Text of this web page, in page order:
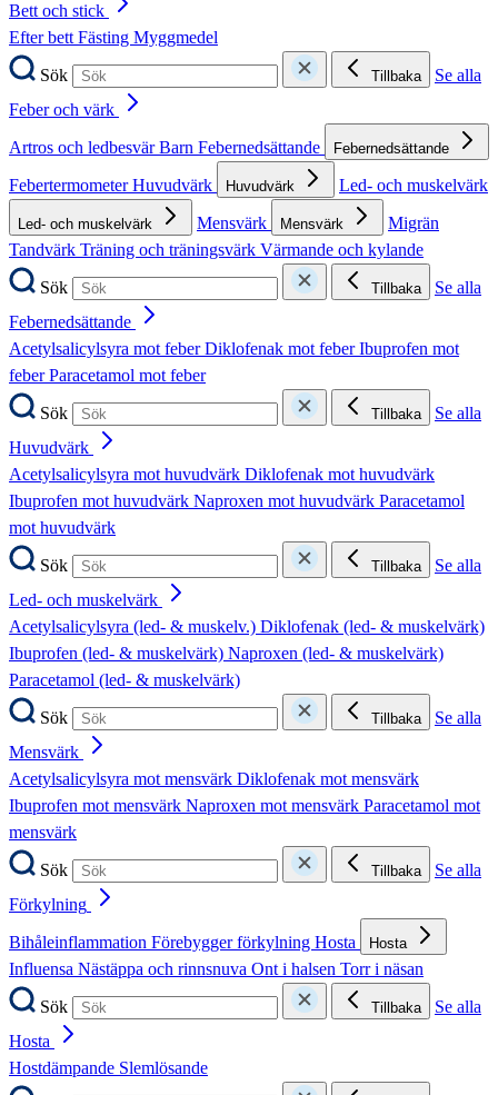
Bett och stick
Efter bettFästing Myggmedel
Sök
Tillbaka
Se alla
Feber och värk
Artros och ledbesvärBarn Febernedsättande Febernedsättande
FebertermometerHuvudvärk Huvudvärk Led- och muskelvärk
Led- och muskelvärk Mensvärk Mensvärk
Migrän
Tandvärk Träning och träningsvärk Värmande och kylande
Sök
Tillbaka
Se alla
Febernedsättande
Acetylsalicylsyra mot feberDiklofenak mot feberIbuprofen mot
feberParacetamol mot feber
Sök
Tillbaka
Se alla
Huvudvärk
Acetylsalicylsyra mot huvudvärk Diklofenak mot huvudvärk
Ibuprofen mot huvudvärk Naproxen mot huvudvärk Paracetamol
mot huvudvärk
Sök
Tillbaka
Se alla
Led- och muskelvärk
Acetylsalicylsyra (led- & muskelv.) Diklofenak (led- & muskelvärk)
Ibuprofen (led- & muskelvärk) Naproxen (led- & muskelvärk)
Paracetamol (led- & muskelvärk)
Sök
Tillbaka
Se alla
Mensvärk
Acetylsalicylsyra mot mensvärk Diklofenak mot mensvärk
Ibuprofen mot mensvärk Naproxen mot mensvärk Paracetamol mot
mensvärk
Sök
Tillbaka
Se alla
Förkylning
Bihåleinflammation Förebygger förkylning Hosta Hosta
Influensa Nästäppa och rinnsnuva Ont i halsen Torr i näsan
Sök
Tillbaka
Se alla
Hosta
Hostdämpande Slemlösande